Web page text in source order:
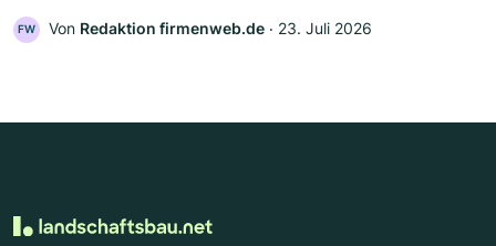
FW Von Redaktion firmenweb.de ‧ 23. Juli 2026